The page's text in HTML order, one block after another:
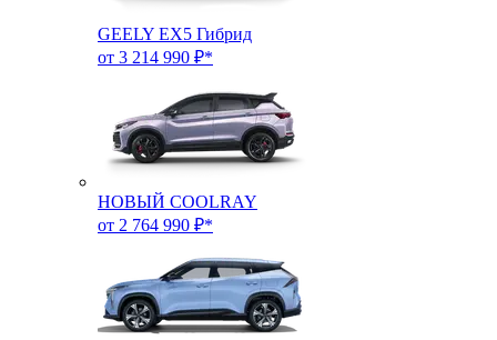
GEELY EX5 Гибрид
от 3 214 990 ₽*
НОВЫЙ COOLRAY
от 2 764 990 ₽*